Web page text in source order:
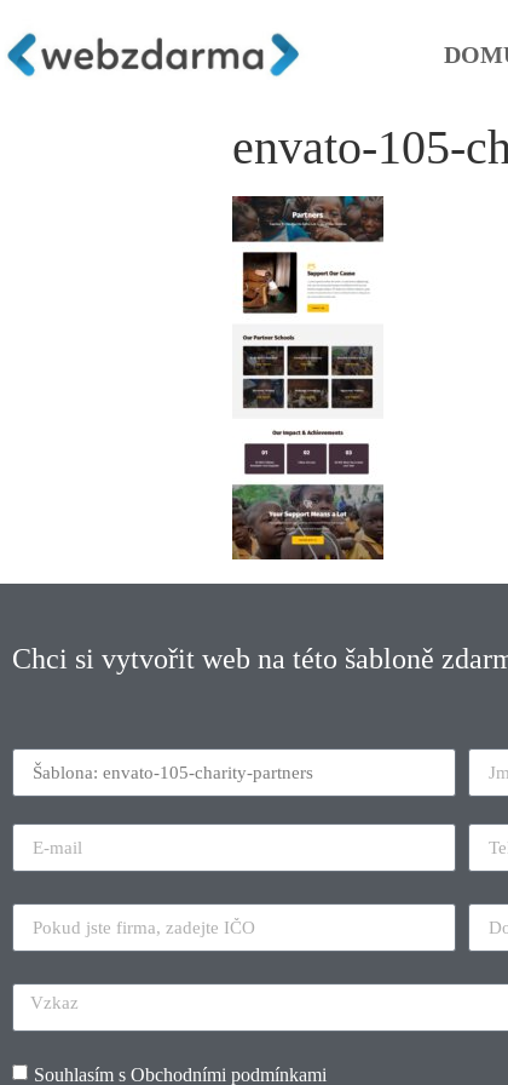
envato-105-
Chci si vytvořit web na této šabloně
Souhlasím s Obchodními podmínkami